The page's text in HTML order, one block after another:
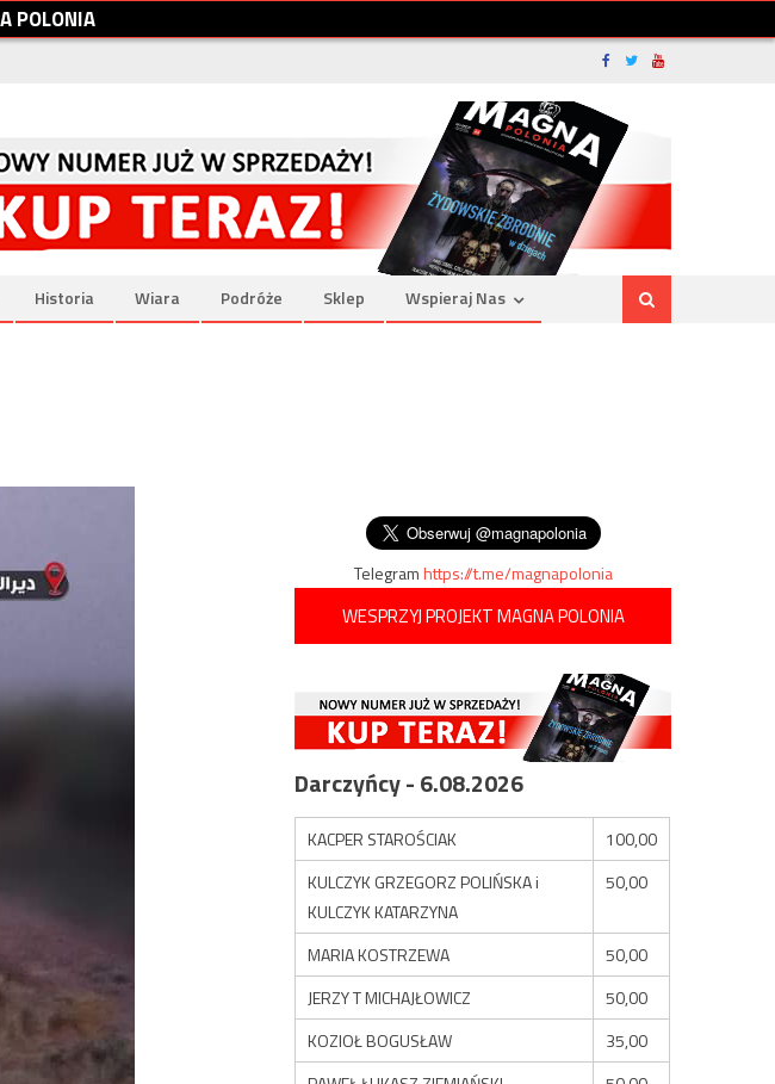
APOLONIA
Historia Wiara Podróże Sklep Wspieraj Nas
Telegramhttps://t.me/magnapolonia
WESPRZYJ PROJEKT MAGNA POLONIA
Darczyńcy - 6.08.2026
KACPER STAROŚCIAK
100,00
KULCZYK GRZEGORZ POLIŃSKA i
KULCZYK KATARZYNA
50,00
MARIA KOSTRZEWA
50,00
JERZY T MICHAJŁOWICZ
50,00
KOZIOŁ BOGUSŁAW
35,00